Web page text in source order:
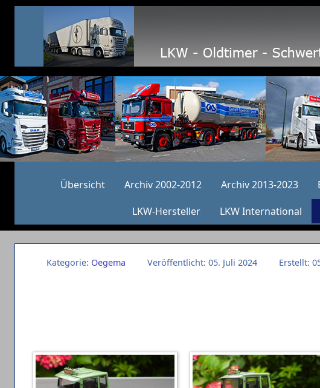
Übersicht Archiv 2002-2012 Archiv 2013-2023
LKW-Hersteller
LKW International
Kategorie: Oegema Veröffentlicht: 05. Juli 2024 Erstellt: